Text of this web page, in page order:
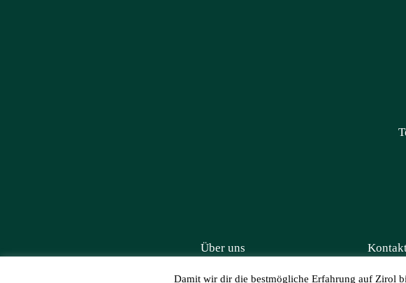
Über uns
Damit wir dir die bestmögliche Erfahrung auf Zirol